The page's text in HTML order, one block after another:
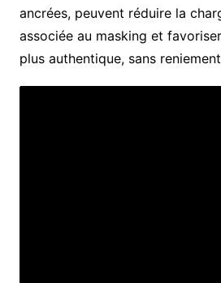
ancrées, peuvent réduire la
associée au masking et
plus authentique, sans